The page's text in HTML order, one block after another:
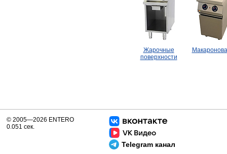
Жарочные
поверхности
Telegram канал
© 2005—2026 ENTERO
0.051 сек.